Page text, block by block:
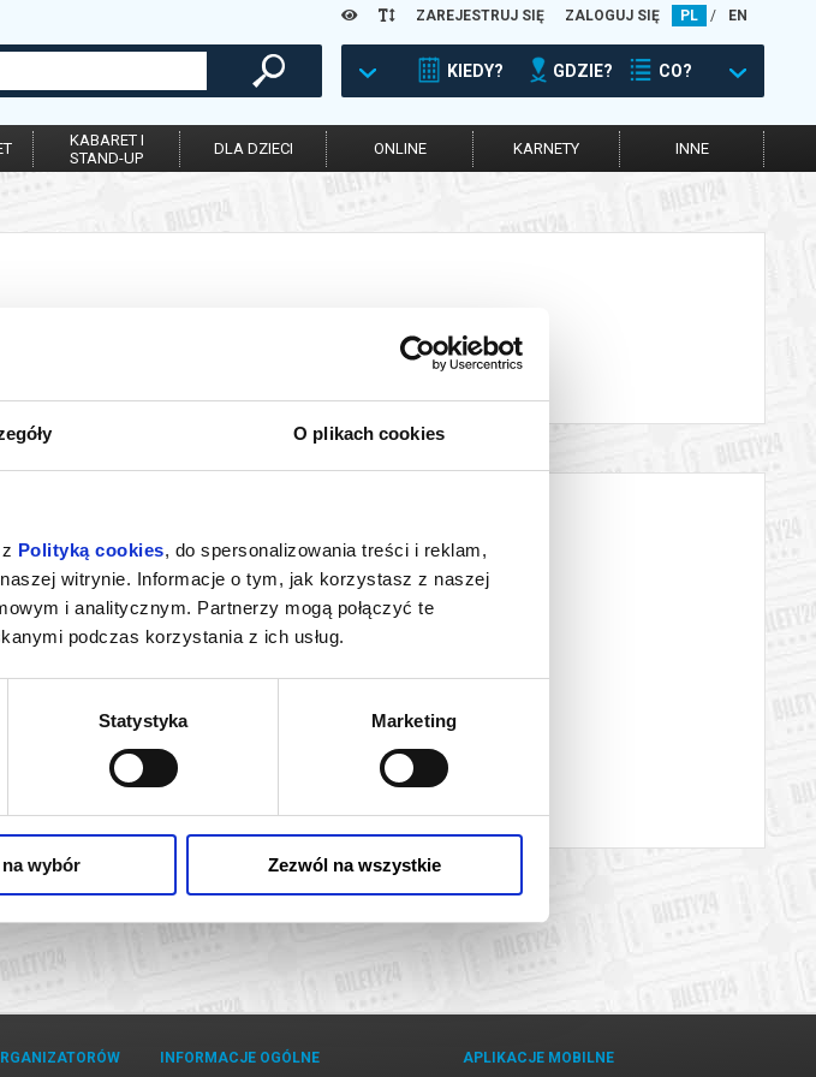
O plikach cookies
Polityką cookies, do spersonalizowania treści i reklam,
witrynie. Informacje o tym, jak korzystasz z naszej
i analitycznym. Partnerzy mogą połączyć te
podczas korzystania z ich usług.
Statystyka Marketing
wybór Zezwól na wszystkie
ZAREJESTRUJ SIĘ ZALOGUJ SIĘ PL / EN
KIEDY? GDZIE? CO?
KABARET I
STAND-UP
DLA DZIECI ONLINE KARNETY INNE
INFORMACJE OGÓLNE APLIKACJE MOBILNE